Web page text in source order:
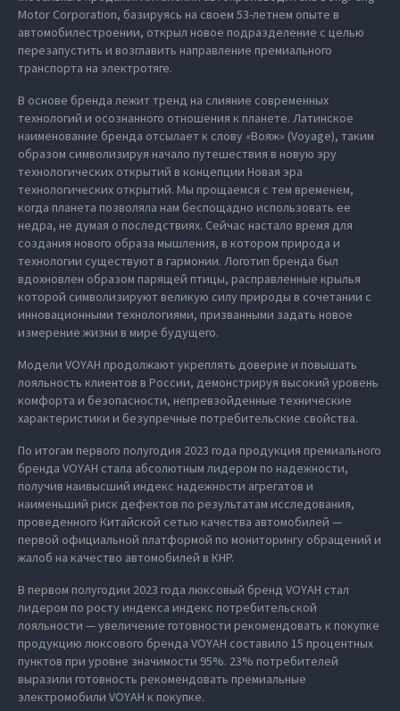
Motor Corporation, базируясь на своем 53-летнем опыте в
автомобилестроении, открыл новое подразделение с целью
перезапустить и возглавить направление премиального
транспорта на электротяге.
В основе бренда лежит тренд на слияние современных
технологий и осознанного отношения к планете. Латинское
наименование бренда отсылает к слову «Вояж» (Voyage), таким
образом символизируя начало путешествия в новую эру
технологических открытий в концепции Новая эра
технологических открытий. Мы прощаемся с тем временем,
когда планета позволяла нам беспощадно использовать ее
недра, не думая о последствиях. Сейчас настало время для
создания нового образа мышления, в котором природа и
технологии существуют в гармонии. Логотип бренда был
вдохновлен образом парящей птицы, расправленные крылья
которой символизируют великую силу природы в сочетании с
инновационными технологиями, призванными задать новое
измерение жизни в мире будущего.
Модели VOYAH продолжают укреплять доверие и повышать
лояльность клиентов в России, демонстрируя высокий уровень
комфорта и безопасности, непревзойденные технические
характеристики и безупречные потребительские свойства.
По итогам первого полугодия 2023 года продукция премиального
бренда VOYAH стала абсолютным лидером по надежности,
получив наивысший индекс надежности агрегатов и
наименьший риск дефектов по результатам исследования,
проведенного Китайской сетью качества автомобилей —
первой официальной платформой по мониторингу обращений и
жалоб на качество автомобилей в КНР.
В первом полугодии 2023 года люксовый бренд VOYAH стал
лидером по росту индекса индекс потребительской
лояльности — увеличение готовности рекомендовать к покупке
продукцию люксового бренда VOYAH составило 15 процентных
пунктов при уровне значимости 95%. 23% потребителей
выразили готовность рекомендовать премиальные
электромобили VOYAH к покупке.